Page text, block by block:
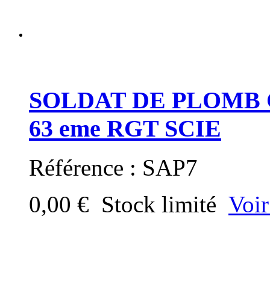
SOLDAT DE
63 eme RGT SCIE
Référence : SAP7
0,00 € Stock limité